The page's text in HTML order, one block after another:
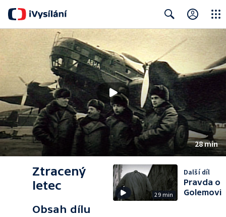
Search
28 min
Ztracený
letec
Obsah dílu
29 min
Další díl
Pravda o
Golemovi